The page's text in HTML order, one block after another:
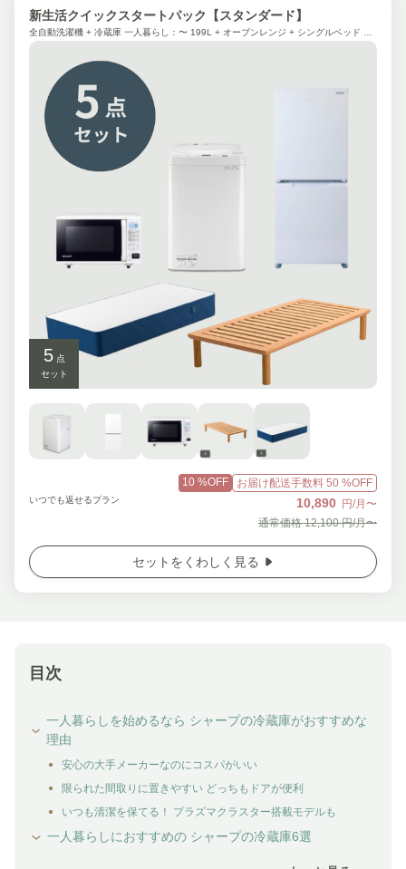
新生活クイックスタートパック【スタンダード】
5点
セット
10 %OFF お届け配送手数料 50 %OFF
いつでも返せるプラン 10,890 円/月〜
通常価格 12,100 円/月〜
セットをくわしく見る
目次
一人暮らしを始めるなら シャープの冷蔵庫がおすすめな
理由
安心の大手メーカーなのにコスパがいい
限られた間取りに置きやすい どっちもドアが便利
いつも清潔を保てる！ プラズマクラスター搭載モデルも
一人暮らしにおすすめの シャープの冷蔵庫6選